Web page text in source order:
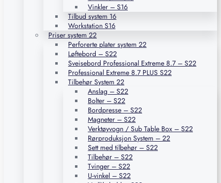
Vinkler – S16
Tilbud system 16
Workstation S16
Priser system 22
Perforerte plater system 22
Løftebord – S22
Sveisebord Professional Extreme 8.7 – S22
Professional Extreme 8.7 PLUS S22
Tilbehør System 22
Anslag – S22
Bolter – S22
Bordpresse – S22
Magneter – S22
Verktøyvogn / Sub Table Box – S22
Rørproduksjon System – 22
Sett med tilbehør – S22
Tilbehør – S22
Tvinger – S22
U-vinkel – S22